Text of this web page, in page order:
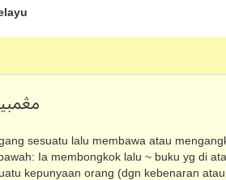
sesuatu lalu membawa atau
Ia membongkok lalu ~ buku yg di
kepunyaan orang (dgn kebenaran